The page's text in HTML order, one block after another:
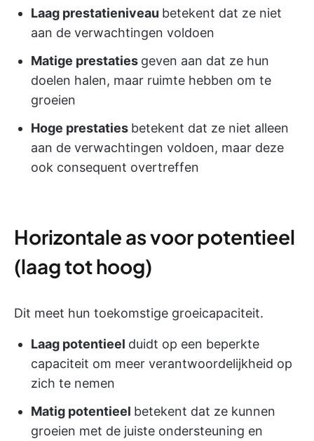
Laag prestatieniveau betekent dat ze niet
aan de verwachtingen voldoen
Matige prestaties geven aan dat ze hun
doelen halen, maar ruimte hebben om te
groeien
Hoge prestaties betekent dat ze niet alleen
aan de verwachtingen voldoen, maar deze
ook consequent overtreffen
Horizontale as voor potentieel
(laag tot hoog)
Dit meet hun toekomstige groeicapaciteit.
Laag potentieel duidt op een beperkte
capaciteit om meer verantwoordelijkheid op
zich te nemen
Matig potentieel betekent dat ze kunnen
groeien met de juiste ondersteuning en